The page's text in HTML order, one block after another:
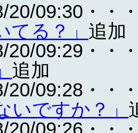
20/09:30・・
てる？」 追加
20/09:29・・
追加
20/09:28・・
いですか？」
20/09:26・・